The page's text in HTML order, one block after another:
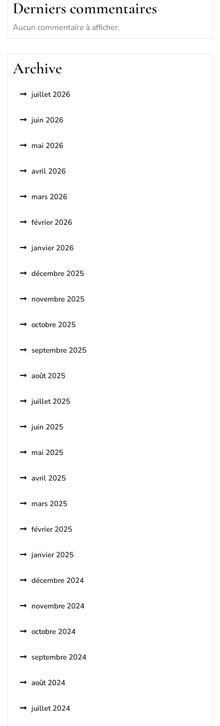
Derniers commentaires
Aucun commentaire à afficher.
Archive
juillet 2026
juin 2026
mai 2026
avril 2026
mars 2026
février 2026
janvier 2026
décembre 2025
novembre 2025
octobre 2025
septembre 2025
août 2025
juillet 2025
juin 2025
mai 2025
avril 2025
mars 2025
février 2025
janvier 2025
décembre 2024
novembre 2024
octobre 2024
septembre 2024
août 2024
juillet 2024